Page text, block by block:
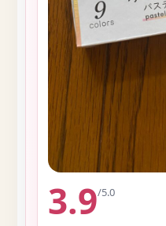
3.9/5.0